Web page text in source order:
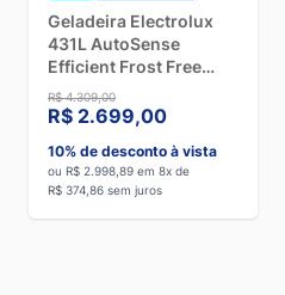
Geladeira Electrolux
431L AutoSense
Efficient Frost Free
TF70 Branco - 110V
R$ 4.309,00
R$ 2.699,00
10% de desconto à vista
ou R$ 2.998,89 em 8x de
R$ 374,86 sem juros